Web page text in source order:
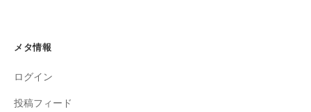
メタ情報
ログイン
投稿フィード